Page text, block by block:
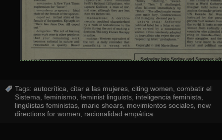
Tags: autocrítica citar a las mujeres citing women combatir el
Sistema feminismo feminist linguists inteligencia feminista
lingüistas feministas marie shears movimientos sociales new
directions for women
racionalidad empática